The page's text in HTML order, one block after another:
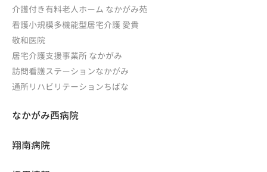
介護付き有料老人ホーム なかがみ苑
看護小規模多機能型居宅介護 愛貴
敬和医院
居宅介護支援事業所 なかがみ
訪問看護ステーションなかがみ
通所リハビリテーションちばな
なかがみ西病院
翔南病院